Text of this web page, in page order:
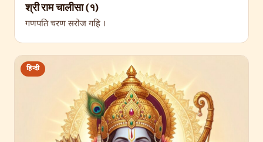
श्री राम चालीसा (१)
गणपति चरण सरोज गहि ।
हिन्दी